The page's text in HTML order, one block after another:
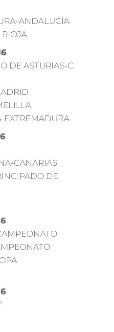
ANDALUCÍA
RIOJA
DE ASTURIAS-C.
EXTREMADURA
CANARIAS
DE